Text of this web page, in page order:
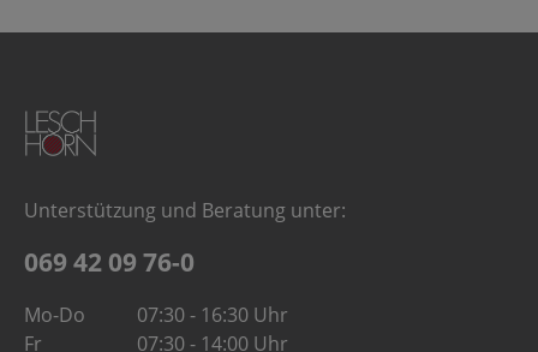
Unterstützung und Beratung unter:
069 42 09 76-0
Mo-Do
07:30 - 16:30 Uhr
Fr
07:30 - 14:00 Uhr